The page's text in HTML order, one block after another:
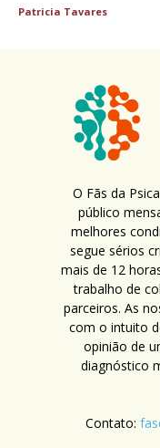
Patricia Tavares
O Fãs da
público
melhores
segue sérios
mais de 12
trabalho de
parceiros. As
com o intuito
opinião de
diagnóstico
Contato: